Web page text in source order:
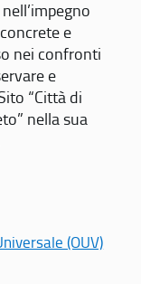
e
nei confronti
e
“Città di
nella sua
(OUV)